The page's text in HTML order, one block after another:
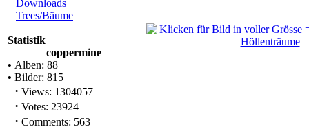
Downloads
Trees/Bäume
Statistik
coppermine
• Alben: 88
• Bilder: 815
· Views: 1304057
· Votes: 23924
· Comments: 563